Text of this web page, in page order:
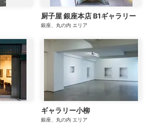
厨子屋 銀座本店 B1ギャラリー
銀座、丸の内 エリア
ギャラリー小柳
銀座、丸の内 エリア